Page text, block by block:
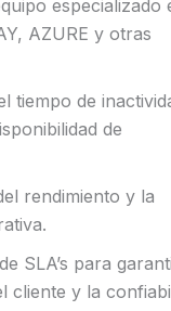
especializado
AZURE y otras
tiempo de
de
rendimiento y la
SLA’s para
cliente y la